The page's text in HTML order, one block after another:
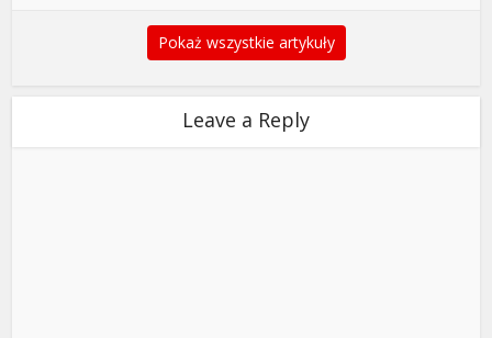
Pokaż wszystkie artykuły
Leave a Reply